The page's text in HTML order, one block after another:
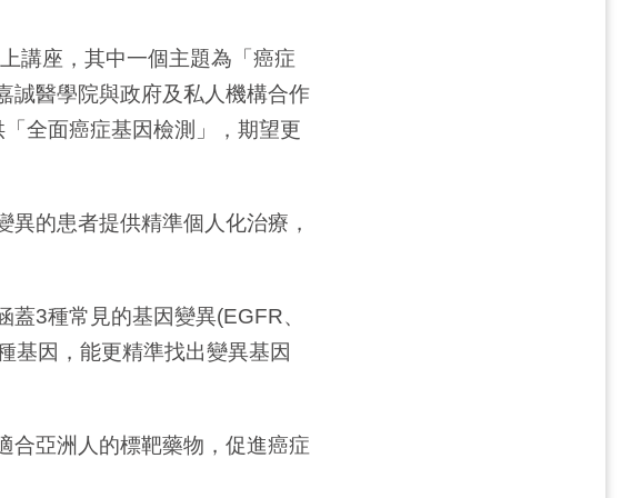
講座，其中一個主題為「癌症
誠醫學院與政府及私人機構合作
全面癌症基因檢測」，期望更
的患者提供精準個人化治療，
3種常見的基因變異(EGFR、
基因，能更精準找出變異基因
合亞洲人的標靶藥物，促進癌症